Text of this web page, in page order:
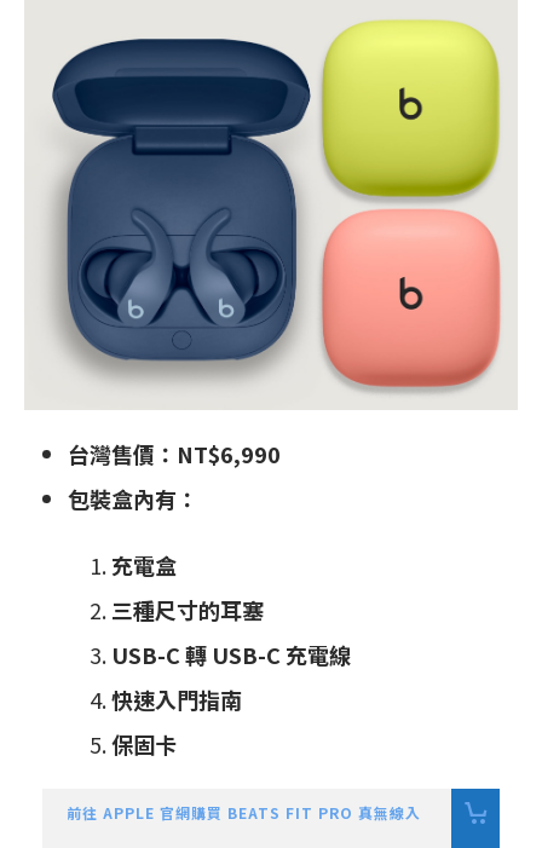
台灣售價：NT$6,990
包裝盒內有：
充電盒
三種尺寸的耳塞
USB-C 轉 USB-C 充電線
快速入門指南
保固卡
前往 APPLE 官網購買 BEATS FIT PRO 真無線入